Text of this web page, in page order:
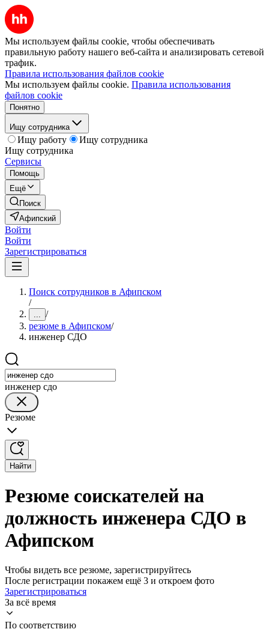
Мы используем файлы cookie, чтобы обеспечивать
правильную работу нашего веб-сайта и анализировать сетевой
трафик.
Правила использования файлов cookie
Мы используем файлы cookie. Правила использования
файлов cookie
Понятно
Ищу сотрудника
Ищу работу
Ищу сотрудника
Ищу сотрудника
Сервисы
Помощь
Ещё
Поиск
Афипский
Войти
Войти
Зарегистрироваться
Поиск сотрудников в Афипском
/
... /
резюме в Афипском/
инженер СДО
инженер сдо
Резюме
Найти
Резюме соискателей на
должность инженера СДО в
Афипском
Чтобы видеть все резюме, зарегистрируйтесь
После регистрации покажем ещё 3 и откроем фото
Зарегистрироваться
За всё время
По соответствию